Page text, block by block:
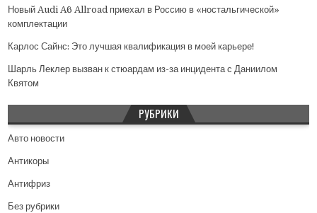
Новый Audi A6 Allroad приехал в Россию в «ностальгической»
комплектации
Карлос Сайнс: Это лучшая квалификация в моей карьере!
Шарль Леклер вызван к стюардам из-за инцидента с Даниилом
Квятом
РУБРИКИ
Авто новости
Антикоры
Антифриз
Без рубрики